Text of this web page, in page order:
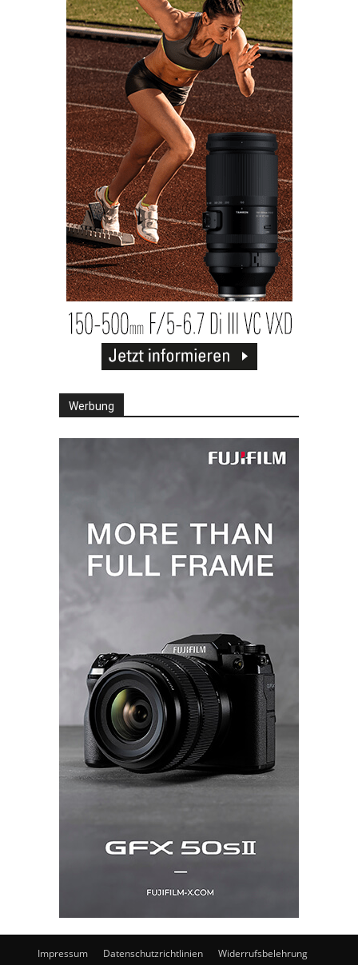
Werbung
Impressum Datenschutzrichtlinien
Widerrufsbelehrung